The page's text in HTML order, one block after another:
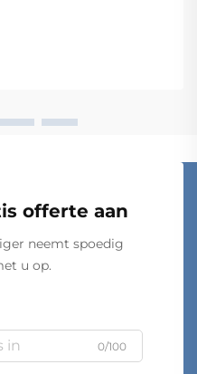
voldoen aan
Van magazijnen en
offerte aan
neemt spoedig
u op.
0/100